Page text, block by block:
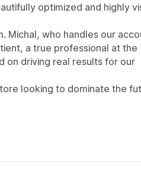
optimized and highly
Michal, who handles our
a true professional at the
on driving real results for our
looking to dominate the